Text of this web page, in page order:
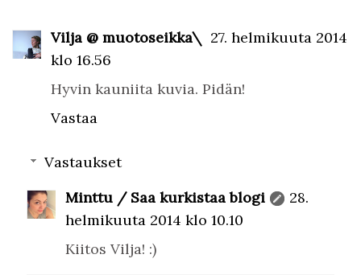
Vilja @ muotoseikka\ 27. helmikuuta 2014
klo 16.56
Hyvin kauniita kuvia. Pidän!
Vastaa
Vastaukset
Minttu / Saa kurkistaa blogi
28.
helmikuuta 2014 klo 10.10
Kiitos Vilja! :)